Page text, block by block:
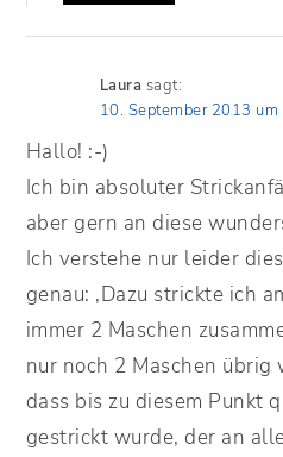
Laura sagt:
10. September 2013
Hallo! :-)
Ich bin absoluter
aber gern an diese
Ich verstehe nur leider
genau: ‚Dazu strickte ich
immer 2 Maschen
nur noch 2 Maschen übrig
dass bis zu diesem Punkt
gestrickt wurde, der an